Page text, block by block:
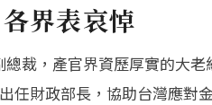
界表哀悼
裁，產官界資歷厚實的大
任財政部長，協助台灣應對